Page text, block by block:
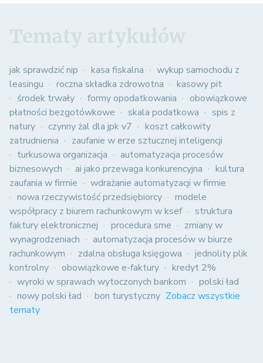
jak sprawdzić nip kasa fiskalna
wykup samochodu z
leasingu
roczna składka zdrowotna
kasowy pit
środek trwały
formy opodatkowania
obowiązkowe
płatności bezgotówkowe
skala podatkowa
spis z
natury
czynny żal dla jpk v7
koszt całkowity
zatrudnienia
zaufanie w erze sztucznej inteligencji
turkusowa organizacja
automatyzacja procesów
biznesowych
ai jako przewaga konkurencyjna
kultura
zaufania w firmie
wdrażanie automatyzacji w firmie
nowa rzeczywistość przedsiębiorcy
modele
współpracy z biurem rachunkowym w ksef
struktura
faktury elektronicznej
procedura sme
zmiany w
wynagrodzeniach
automatyzacja procesów w biurze
rachunkowym
zdalna obsługa księgowa
jednolity plik
kontrolny
obowiązkowe e-faktury
kredyt 2%
wyroki w sprawach wytoczonych bankom
polski ład
nowy polski ład
bon turystyczny Zobacz wszystkie
tematy